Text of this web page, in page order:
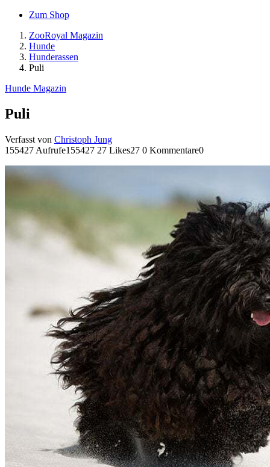
Zum Shop
ZooRoyal Magazin
Hunde
Hunderassen
Puli
Hunde Magazin
Puli
Verfasst von Christoph Jung
155427 Aufrufe155427 27 Likes27 0 Kommentare0